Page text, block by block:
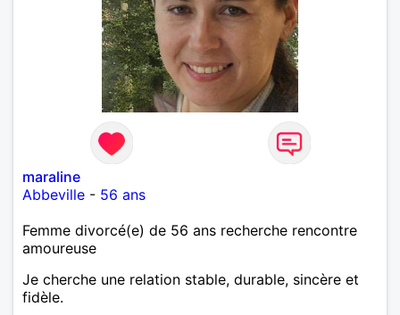
maraline
Abbeville - 56 ans
Femme divorcé(e) de 56 ans recherche rencontre
amoureuse
Je cherche une relation stable, durable, sincère et
fidèle.